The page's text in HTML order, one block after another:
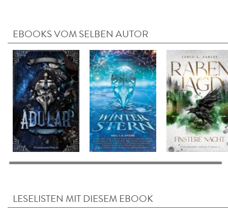
EBOOKS VOM SELBEN AUTOR
LESELISTEN MIT DIESEM EBOOK